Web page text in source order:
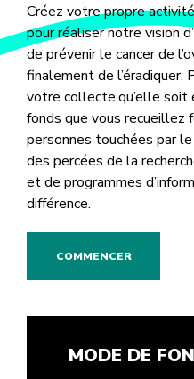
Créez votre propre
pour réaliser notre vision
de prévenir le cancer de
finalement de l’éradiquer.
votre collecte,qu’elle soit
fonds que vous recueillez
personnes touchées par
des percées de la
et de programmes
différence.
COMMENCER
MODE DE